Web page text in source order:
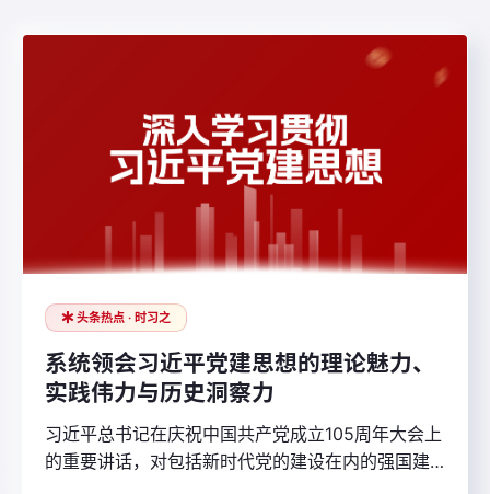
头条热点 · 时习之
系统领会习近平党建思想的理论魅力、
实践伟力与历史洞察力
习近平总书记在庆祝中国共产党成立105周年大会上
的重要讲话，对包括新时代党的建设在内的强国建